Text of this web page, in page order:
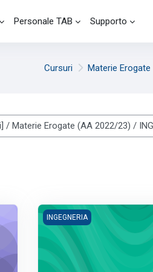
Personale TAB Supporto
Cursuri Materie Erogate
Daniele (A.A. 2022/2023)
03324 - Fisica tecnica
INGEGNERIA